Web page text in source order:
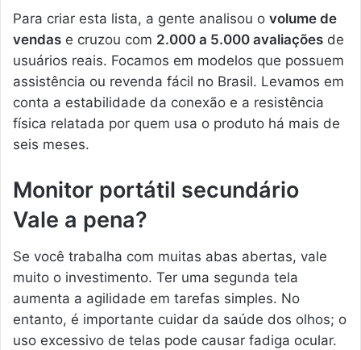
Para criar esta lista, a gente analisou o volume de
vendas e cruzou com 2.000 a 5.000 avaliações de
usuários reais. Focamos em modelos que possuem
assistência ou revenda fácil no Brasil. Levamos em
conta a estabilidade da conexão e a resistência
física relatada por quem usa o produto há mais de
seis meses.
Monitor portátil secundário
Vale a pena?
Se você trabalha com muitas abas abertas, vale
muito o investimento. Ter uma segunda tela
aumenta a agilidade em tarefas simples. No
entanto, é importante cuidar da saúde dos olhos; o
uso excessivo de telas pode causar fadiga ocular.